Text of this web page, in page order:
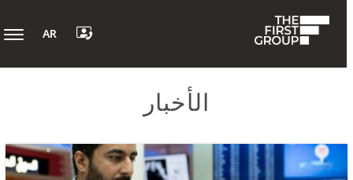
AR
الأخبار